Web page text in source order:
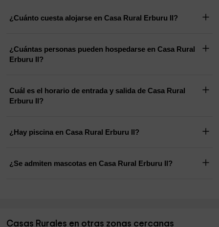
¿Cuánto cuesta alojarse en Casa Rural Erburu Il?
¿Cuántas personas pueden hospedarse en Casa Rural
Erburu Il?
Cuál es el horario de entrada y salida de Casa Rural
Erburu Il?
¿Hay piscina en Casa Rural Erburu Il?
¿Se admiten mascotas en Casa Rural Erburu Il?
Casas Rurales en otras zonas cercanas